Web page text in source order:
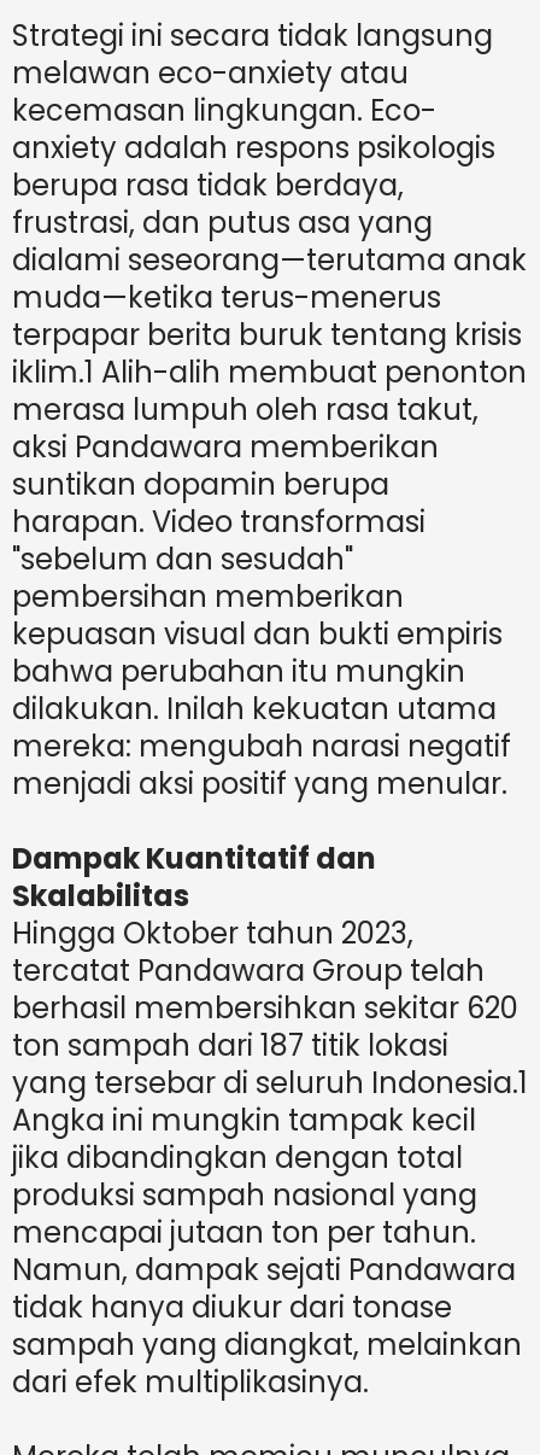
Strategi ini secara tidak langsung
melawan eco-anxiety atau
kecemasan lingkungan. Eco-
anxiety adalah respons psikologis
berupa rasa tidak berdaya,
frustrasi, dan putus asa yang
dialami seseorang—terutama anak
muda—ketika terus-menerus
terpapar berita buruk tentang krisis
iklim.1 Alih-alih membuat penonton
merasa lumpuh oleh rasa takut,
aksi Pandawara memberikan
suntikan dopamin berupa
harapan. Video transformasi
"sebelum dan sesudah"
pembersihan memberikan
kepuasan visual dan bukti empiris
bahwa perubahan itu mungkin
dilakukan. Inilah kekuatan utama
mereka: mengubah narasi negatif
menjadi aksi positif yang menular.
Dampak Kuantitatif dan
Skalabilitas
Hingga Oktober tahun 2023,
tercatat Pandawara Group telah
berhasil membersihkan sekitar 620
ton sampah dari 187 titik lokasi
yang tersebar di seluruh Indonesia.1
Angka ini mungkin tampak kecil
jika dibandingkan dengan total
produksi sampah nasional yang
mencapai jutaan ton per tahun.
Namun, dampak sejati Pandawara
tidak hanya diukur dari tonase
sampah yang diangkat, melainkan
dari efek multiplikasinya.